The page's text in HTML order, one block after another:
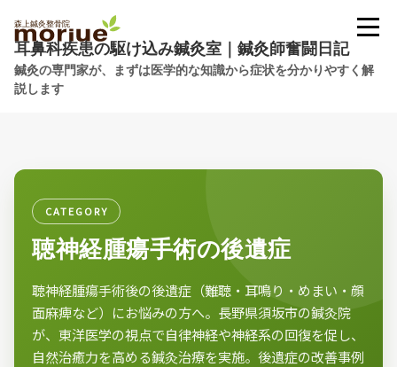
耳鼻科疾患の駆け込み鍼灸室｜鍼灸師奮闘日記
鍼灸の専門家が、まずは医学的な知識から症状を分かりやすく解
説します
CATEGORY
聴神経腫瘍手術の後遺症
聴神経腫瘍手術後の後遺症（難聴・耳鳴り・めまい・顔
面麻痺など）にお悩みの方へ。長野県須坂市の鍼灸院
が、東洋医学の視点で自律神経や神経系の回復を促し、
自然治癒力を高める鍼灸治療を実施。後遺症の改善事例